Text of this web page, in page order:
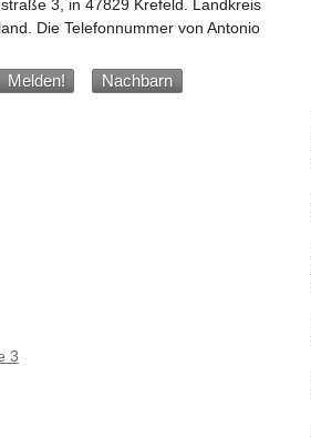
3 , in 47829 Krefeld . Landkreis
Die Telefonnummer von Antonio
Melden!
Nachbarn
3